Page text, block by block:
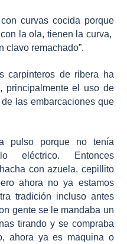
curvas cocida porque
la ola, tienen la curva,
clavo remachado”.
carpinteros de ribera ha
principalmente el uso de
las embarcaciones que
pulso porque no tenía
eléctrico. Entonces
con azuela, cepillito
ahora no ya estamos
tradición incluso antes
gente se le mandaba un
tirando y se compraba
ahora ya es maquina o